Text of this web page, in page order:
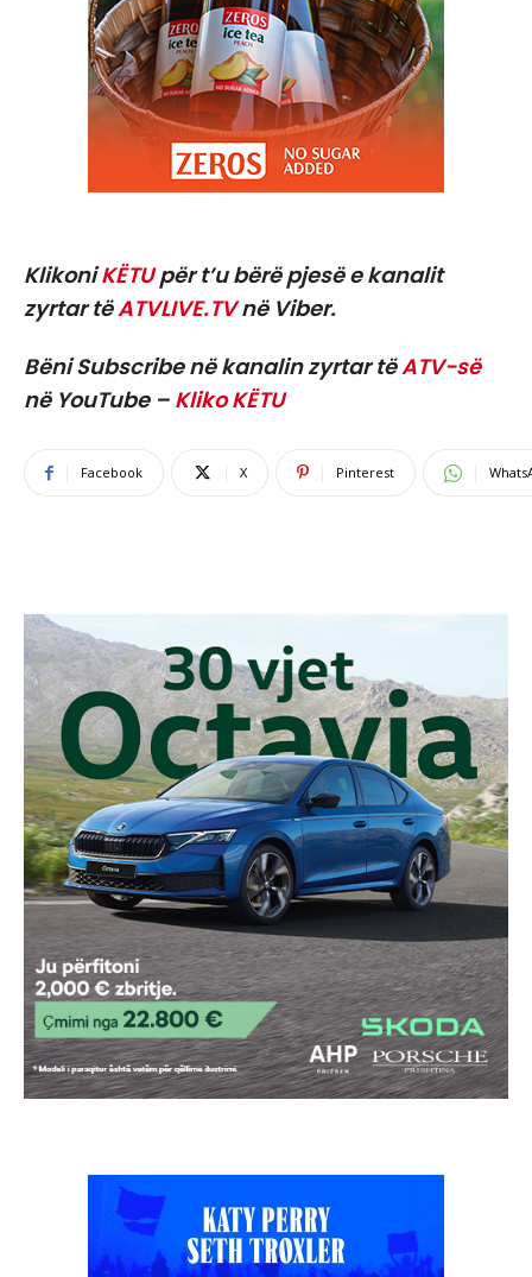
KlikoniKËTUpër t’u bërë pjesë e kanalit
zyrtar tëATVLIVE.TVnë Viber.
Bëni Subscribe në kanalin zyrtar tëATV-së
në YouTube – Kliko KËTU
Facebook X Pinterest